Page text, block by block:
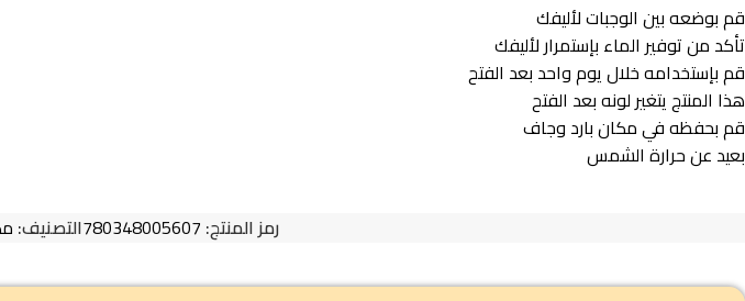
قم بوضعه بين الوجبات لأليفك
تأكد من توفير الماء بإستمرار لأليفك
قم بإستخدامه خلال يوم واحد بعد الفتح
هذا المنتج يتغير لونه بعد الفتح
قم بحفظه في مكان بارد وجاف
بعيد عن حرارة الشمس
رمز المنتج: 780348005607التصنيف: